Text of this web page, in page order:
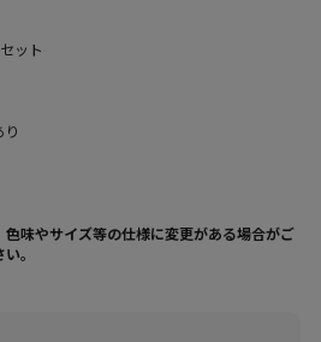
ット
味やサイズ等の仕様に変更がある場合がご
。